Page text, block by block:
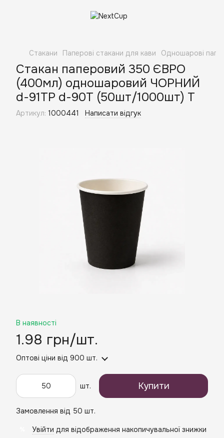
Стакани Паперові стакани для кави Одношарові
Стакан паперовий 350 ЄВРО
(400мл) одношаровий ЧОРНИЙ
d-91ТР d-90Т (50шт/1000шт) Т
Артикул: 1000441 Написати відгук
В наявності
1.98 грн/шт.
Оптові ціни від 900 шт.
шт. Купити
Замовлення від 50 шт.
Увійти для відображення накопичувальної знижки